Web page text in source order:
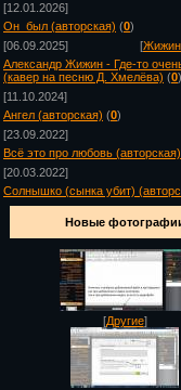
[12.01.2026]
Он_был (авторская) (0)
[06.09.2025]
[Жижин
Александр Жижин - Где-то
(кавер на песню Д. Хмелёва) (0)
[11.10.2024]
Ангел (авторская) (0)
[23.09.2022]
Всё это про любовь (авторская)
[20.03.2022]
Солнышко (сынка убит)
Новые
[Другие]